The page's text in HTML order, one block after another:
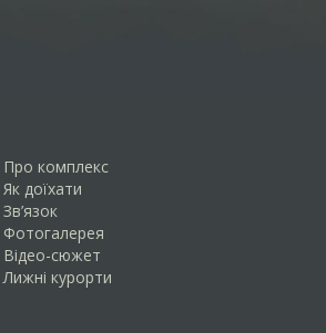
Про комплекс
Як доїхати
Зв’язок
Фотогалерея
Відео-сюжет
Лижнi курорти